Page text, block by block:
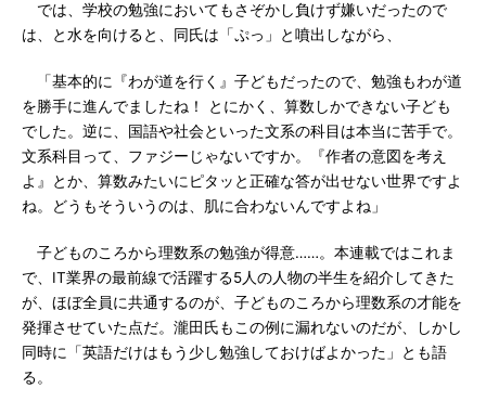
では、学校の勉強においてもさぞかし負けず嫌いだったので
は、と水を向けると、同氏は「ぷっ」と噴出しながら、
「基本的に『わが道を行く』子どもだったので、勉強もわが道
を勝手に進んでましたね！ とにかく、算数しかできない子ども
でした。逆に、国語や社会といった文系の科目は本当に苦手で。
文系科目って、ファジーじゃないですか。『作者の意図を考え
よ』とか、算数みたいにピタッと正確な答が出せない世界ですよ
ね。どうもそういうのは、肌に合わないんですよね」
子どものころから理数系の勉強が得意……。本連載ではこれま
で、IT業界の最前線で活躍する5人の人物の半生を紹介してきた
が、ほぼ全員に共通するのが、子どものころから理数系の才能を
発揮させていた点だ。瀧田氏もこの例に漏れないのだが、しかし
同時に「英語だけはもう少し勉強しておけばよかった」とも語
る。